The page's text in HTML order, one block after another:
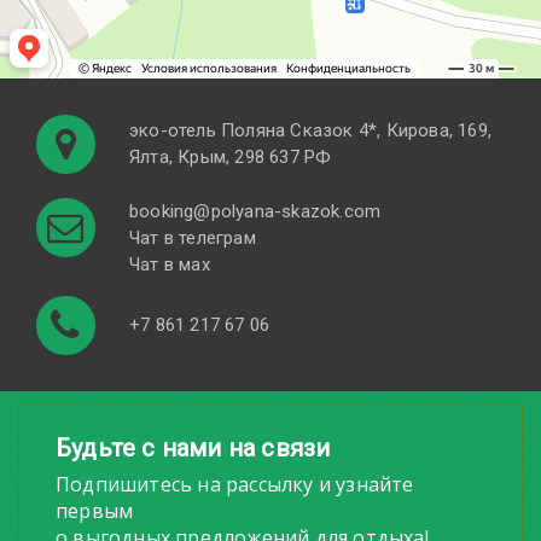
эко-отель Поляна Cказок 4*, Кирова, 169,
Ялта, Крым, 298 637 РФ
booking@polyana-skazok.com
Чат в телеграм
Чат в мах
+7 861 217 67 06
Будьте с нами на связи
Подпишитесь на рассылку и узнайте
первым